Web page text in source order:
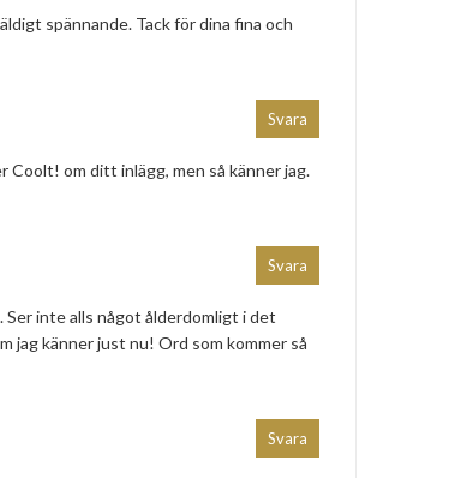
spännande. Tack för dina fina och
Coolt! om ditt inlägg, men så känner jag.
Svara
Ser inte alls något ålderdomligt i det
jag känner just nu! Ord som kommer så
Svara
Svara